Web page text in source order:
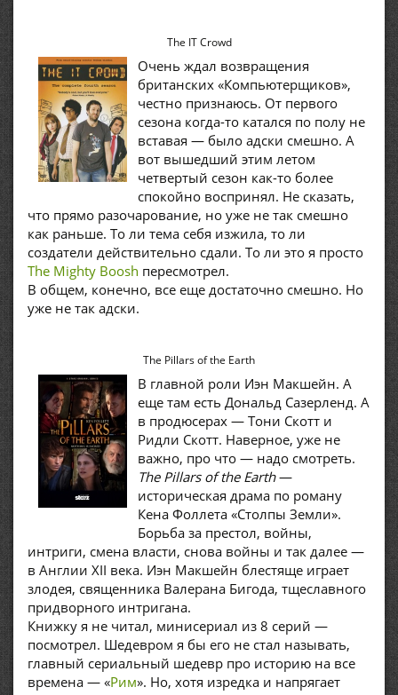
The IT Crowd
Очень ждал возвращения
британских «Компьютерщиков»,
честно признаюсь. От первого
сезона когда-то катался по полу не
вставая — было адски смешно. А
вот вышедший этим летом
четвертый сезон как-то более
спокойно воспринял. Не сказать,
что прямо разочарование, но уже не так смешно
как раньше. То ли тема себя изжила, то ли
создатели действительно сдали. То ли это я просто
The Mighty Boosh пересмотрел.
В общем, конечно, все еще достаточно смешно. Но
уже не так адски.
The Pillars of the Earth
В главной роли Иэн Макшейн. А
еще там есть Дональд Сазерленд. А
в продюсерах — Тони Скотт и
Ридли Скотт. Наверное, уже не
важно, про что — надо смотреть.
The Pillars of the Earth—
историческая драма по роману
Кена Фоллета «Столпы Земли».
Борьба за престол, войны,
интриги, смена власти, снова войны и так далее —
в Англии XII века. Иэн Макшейн блестяще играет
злодея, священника Валерана Бигода, тщеславного
придворного интригана.
Книжку я не читал, минисериал из 8 серий —
посмотрел. Шедевром я бы его не стал называть,
главный сериальный шедевр про историю на все
времена — «Рим». Но, хотя изредка и напрягает